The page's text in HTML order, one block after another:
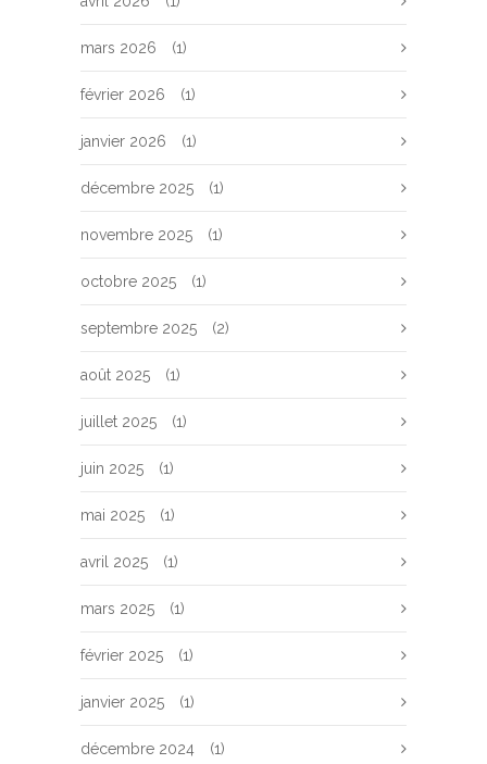
mars 2026 (1)
février 2026 (1)
janvier 2026 (1)
décembre 2025 (1)
novembre 2025 (1)
octobre 2025 (1)
septembre 2025 (2)
août 2025 (1)
juillet 2025 (1)
juin 2025 (1)
mai 2025 (1)
avril 2025 (1)
mars 2025 (1)
février 2025 (1)
janvier 2025 (1)
décembre 2024 (1)